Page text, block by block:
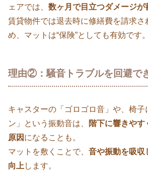
ェアでは、 数ヶ月で目立つダメージが
賃貸物件では退去時に修繕費を請求さ
め、マットは“保険”としても有効です。
理由②：騒音トラブルを回避で
キャスターの「ゴロゴロ音」や、椅子
ン」という振動音は、
階下に響きや
原因 になることも。
マットを敷くことで、 音や振動を吸収
向上 します。